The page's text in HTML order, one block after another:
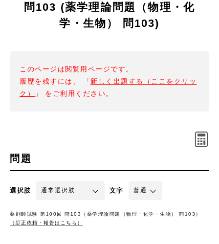
問103 (薬学理論問題（物理・化
学・生物） 問103)
このページは閲覧用ページです。
履歴を残すには、 「 新しく出題する（ここをクリッ
ク）
」 をご利用ください。
問題
選択肢 文字
薬剤師試験 第100回 問103（薬学理論問題（物理・化学・生物） 問103）
（訂正依頼・報告はこちら）